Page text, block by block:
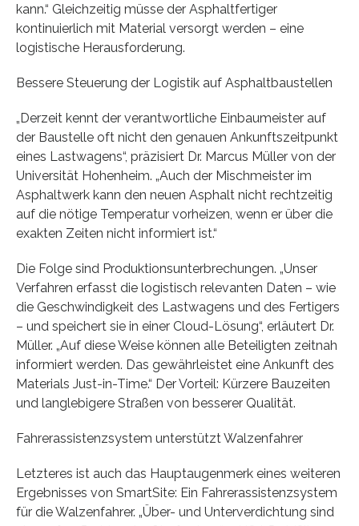
kann.“ Gleichzeitig müsse der Asphaltfertiger
kontinuierlich mit Material versorgt werden – eine
logistische Herausforderung.
Bessere Steuerung der Logistik auf Asphaltbaustellen
„Derzeit kennt der verantwortliche Einbaumeister auf
der Baustelle oft nicht den genauen Ankunftszeitpunkt
eines Lastwagens“, präzisiert Dr. Marcus Müller von der
Universität Hohenheim. „Auch der Mischmeister im
Asphaltwerk kann den neuen Asphalt nicht rechtzeitig
auf die nötige Temperatur vorheizen, wenn er über die
exakten Zeiten nicht informiert ist.“
Die Folge sind Produktionsunterbrechungen. „Unser
Verfahren erfasst die logistisch relevanten Daten – wie
die Geschwindigkeit des Lastwagens und des Fertigers
– und speichert sie in einer Cloud-Lösung“, erläutert Dr.
Müller. „Auf diese Weise können alle Beteiligten zeitnah
informiert werden. Das gewährleistet eine Ankunft des
Materials Just-in-Time.“ Der Vorteil: Kürzere Bauzeiten
und langlebigere Straßen von besserer Qualität.
Fahrerassistenzsystem unterstützt Walzenfahrer
Letzteres ist auch das Hauptaugenmerk eines weiteren
Ergebnisses von SmartSite: Ein Fahrerassistenzsystem
für die Walzenfahrer. „Über- und Unterverdichtung sind